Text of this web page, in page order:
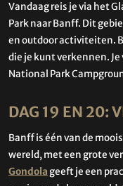
Vandaag reis je via het
Park naar Banff. Dit
en outdoor activiteiten.
die je kunt verkennen.
National Park
DAG 19 EN 20:
Banff is één van de
wereld, met een grote
Gondolageeft je een